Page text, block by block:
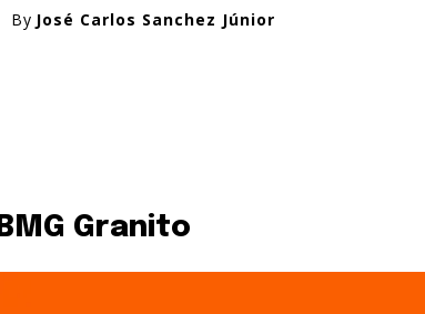
By José Carlos Sanchez Júnior
BMG Granito